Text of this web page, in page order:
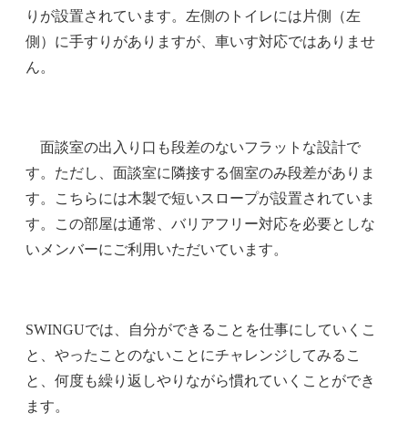
りが設置されています。左側のトイレには片側（左
側）に手すりがありますが、車いす対応ではありませ
ん。
面談室の出入り口も段差のないフラットな設計で
す。ただし、面談室に隣接する個室のみ段差がありま
す。こちらには木製で短いスロープが設置されていま
す。この部屋は通常、バリアフリー対応を必要としな
いメンバーにご利用いただいています。
SWINGUでは、自分ができることを仕事にしていくこ
と、やったことのないことにチャレンジしてみるこ
と、何度も繰り返しやりながら慣れていくことができ
ます。